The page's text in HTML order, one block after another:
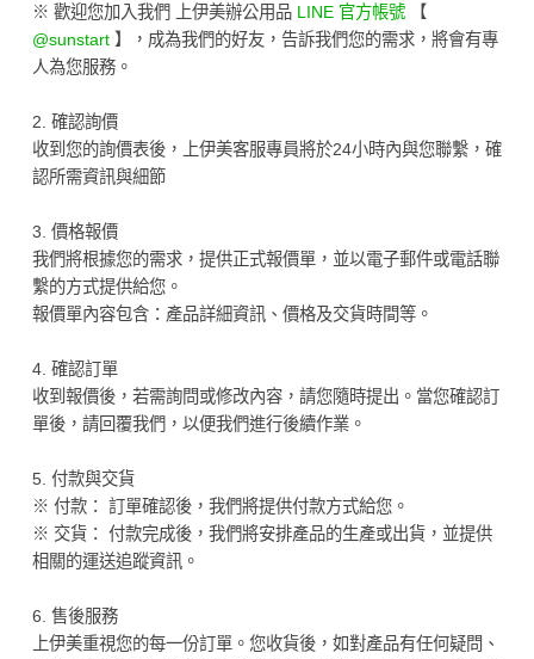
※ 歡迎您加入我們 上伊美辦公用品 LINE 官方帳號【
@sunstart】，成為我們的好友，告訴我們您的需求，將會有專
人為您服務。
2. 確認詢價
收到您的詢價表後，上伊美客服專員將於24小時內與您聯繫，確
認所需資訊與細節
3. 價格報價
我們將根據您的需求，提供正式報價單，並以電子郵件或電話聯
繫的方式提供給您。
報價單內容包含：產品詳細資訊、價格及交貨時間等。
4. 確認訂單
收到報價後，若需詢問或修改內容，請您隨時提出。當您確認訂
單後，請回覆我們，以便我們進行後續作業。
5. 付款與交貨
※ 付款： 訂單確認後，我們將提供付款方式給您。
※ 交貨： 付款完成後，我們將安排產品的生產或出貨，並提供
相關的運送追蹤資訊。
6. 售後服務
上伊美重視您的每一份訂單。您收貨後，如對產品有任何疑問、